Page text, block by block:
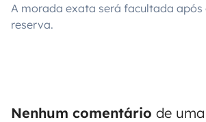
A morada exata será facultada
reserva.
Nenhum comentário de